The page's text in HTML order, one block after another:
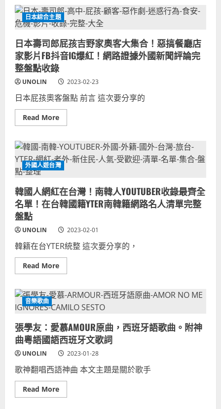
夥
伴
很
淡
撞
倒
塌，
國
人
東
西
岸
建
築
防
震
係
數
區
域
差
莉
維
亞
愛
奶！
獨
家！
德
里
戈
OLIVIA
RODRIGO
台
灣
珍
茶！
美
國
少
手
偶
像
波
迪
尼
影
集
梗
日本綜合主題
日本壽司郎屁孩吉野家奧客大集合！惡搞餐廳店
家影片FB抖音IG爆紅！網路證據外國新聞評論完
整盤點收錄
UNOLIN 2023-02-23
日本屁孩奧客盤點 前言 這次要分享的
Read MoreRead
more
本
壽
司
郎
屁
吉
野
家
奧
集
合！
惡
搞
餐
店
家
片
FB
抖
音
爆
紅！
網
路
證
據
外
國
新
聞
評
論
外國人遊台灣
韓國人網紅在台灣！南韓人YOUTUBER收錄最齊全
名單！在台韓國籍YTER南韓籍網路名人清單完整
盤點
UNOLIN 2023-02-01
韓籍在台YTER統整 這次要分享的，
Read MoreRead
more
國
人
網
在
台
灣！
南
韓
人
收
錄
最
齊
全
音樂歌曲
張學友：愛慕AMOUR原曲，西班牙語歌曲。附神
曲粵語國語西班牙文歌詞
UNOLIN 2023-01-28
歌神翻唱西語神曲 本文主題是關於歌手
Read MoreRead
more